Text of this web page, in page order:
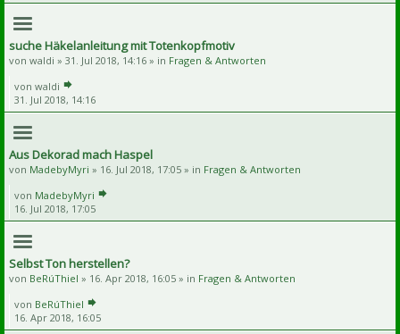
suche Häkelanleitung mit Totenkopfmotiv
von waldi » 31. Jul 2018, 14:16 » in Fragen & Antworten
von waldi
31. Jul 2018, 14:16
Aus Dekorad mach Haspel
von MadebyMyri » 16. Jul 2018, 17:05 » in Fragen & Antworten
von MadebyMyri
16. Jul 2018, 17:05
Selbst Ton herstellen?
von BeRúThiel » 16. Apr 2018, 16:05 » in Fragen & Antworten
von BeRúThiel
16. Apr 2018, 16:05